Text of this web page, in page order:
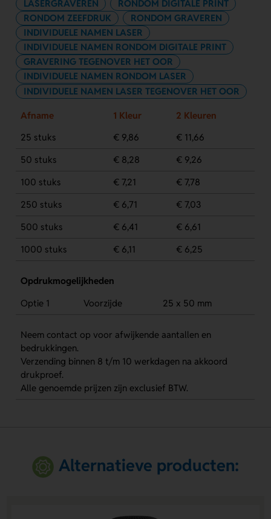
LASERGRAVEREN
RONDOM DIGITALE PRINT
RONDOM ZEEFDRUK
RONDOM GRAVEREN
INDIVIDUELE NAMEN LASER
INDIVIDUELE NAMEN RONDOM DIGITALE PRINT
GRAVERING TEGENOVER HET OOR
INDIVIDUELE NAMEN RONDOM LASER
INDIVIDUELE NAMEN LASER TEGENOVER HET OOR
Afname 1 Kleur
2 Kleuren
25 stuks
€ 9,86
€ 11,66
50 stuks
€ 8,28
€ 9,26
100 stuks
€ 7,21
€ 7,78
250 stuks
€ 6,71
€ 7,03
500 stuks
€ 6,41
€ 6,61
1000 stuks
€ 6,11 € 6,25
Opdrukmogelijkheden
Optie 1
Voorzijde 25 x 50 mm
Neem contact op voor afwijkende aantallen en
bedrukkingen.
Verzending binnen 8 t/m 10 werkdagen na akkoord
drukproef.
Alle genoemde prijzen zijn exclusief BTW.
Alternatieve producten: